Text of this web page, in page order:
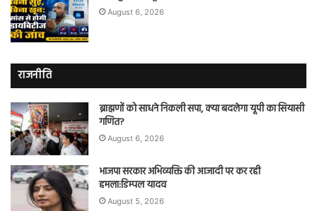
August 6, 2026
राजनीति
ब्राह्मणों को साधने निकली सपा, क्या बदलेगा यूपी का सियासी
गणित?
August 6, 2026
भाजपा सरकार अभिव्यक्ति की आजादी पर कर रही
हमला:डिम्पल यादव
August 5, 2026